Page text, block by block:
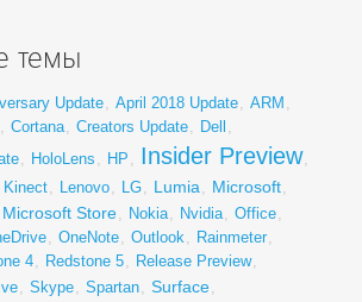
темы
Update, April 2018 Update, ARM ,
, Cortana, Creators Update, Dell ,
, HoloLens , HP , Insider Preview,
Kinect, Lenovo, LG, Lumia, Microsoft,
Microsoft Store, Nokia, Nvidia, Office,
, OneNote, Outlook, Rainmeter,
4, Redstone 5, Release Preview,
, Skype, Spartan, Surface,